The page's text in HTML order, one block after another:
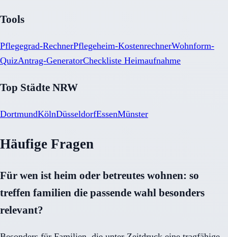
Tools
Pflegegrad-RechnerPflegeheim-KostenrechnerWohnform-
QuizAntrag-GeneratorCheckliste Heimaufnahme
Top Städte NRW
DortmundKölnDüsseldorfEssenMünster
Häufige Fragen
Für wen ist heim oder betreutes wohnen: so
treffen familien die passende wahl besonders
relevant?